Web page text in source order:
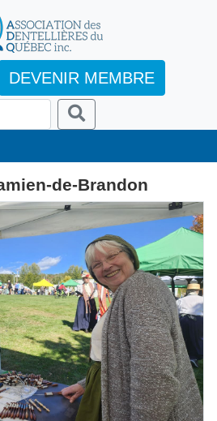
DEVENIR MEMBRE
de-Brandon